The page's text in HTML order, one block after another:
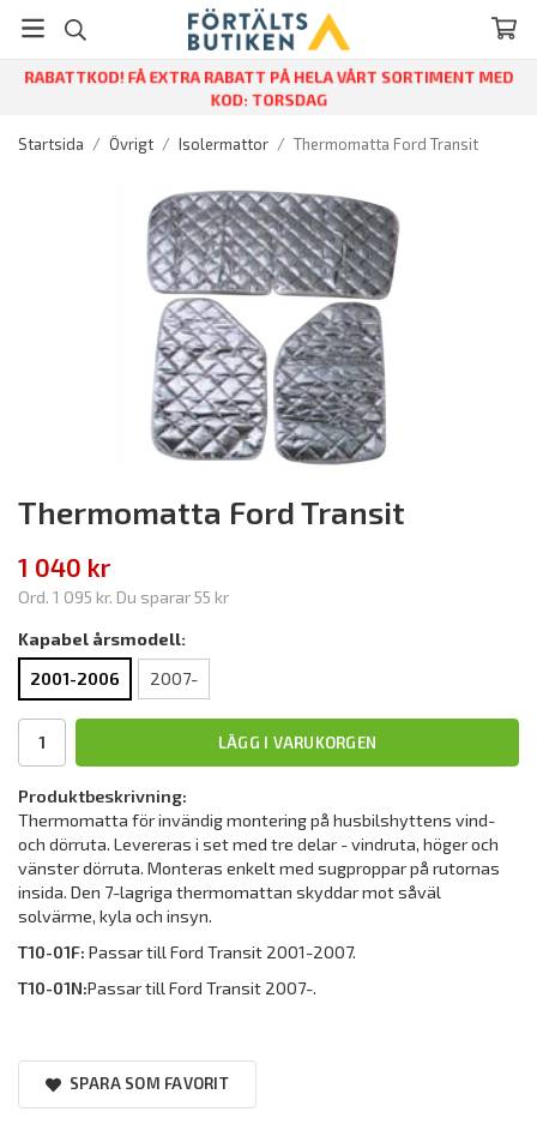
RABATTKOD! FÅ EXTRA RABATT PÅ HELA VÅRT SORTIMENT MED
KOD: TORSDAG
Startsida / Övrigt / Isolermattor / Thermomatta Ford Transit
Thermomatta Ford Transit
1 040 kr
Ord. 1 095 kr. Du sparar 55 kr
Kapabel årsmodell:
2001-2006
2007-
LÄGG I VARUKORGEN
Produktbeskrivning:
Thermomatta för invändig montering på husbilshyttens vind-
och dörruta. Levereras i set med tre delar - vindruta, höger och
vänster dörruta. Monteras enkelt med sugproppar på rutornas
insida. Den 7-lagriga thermomattan skyddar mot såväl
solvärme, kyla och insyn.
T10-01F: Passar till Ford Transit 2001-2007.
T10-01N:Passar till Ford Transit 2007-.
SPARA SOM FAVORIT